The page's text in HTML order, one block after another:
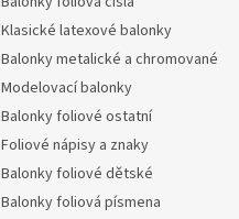
Klasické latexové balonky
Balonky metalické a chromované
Modelovací balonky
Balonky foliové ostatní
Foliové nápisy a znaky
Balonky foliové dětské
Balonky foliová písmena